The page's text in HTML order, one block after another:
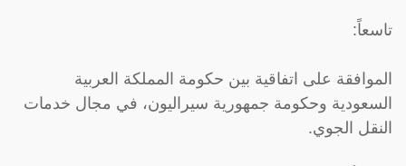
تاسعاً:
الموافقة على اتفاقية بين حكومة المملكة العربية
السعودية وحكومة جمهورية سيراليون، في مجال خدمات
النقل الجوي.